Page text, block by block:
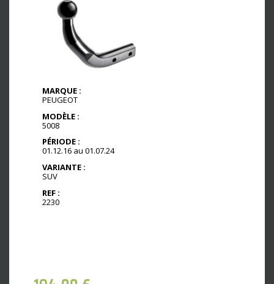
MARQUE :
PEUGEOT
MODÈLE :
5008
PÉRIODE :
01.12.16 au 01.07.24
VARIANTE :
SUV
REF :
2230